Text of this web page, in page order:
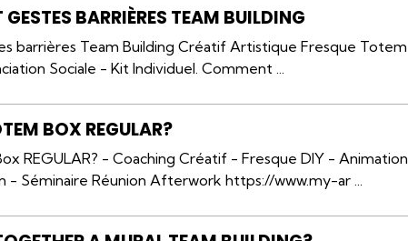
GESTES BARRIÈRES TEAM BUILDING
barrières Team Building Créatif Artistique Fresque Totem
Sociale - Kit Individuel. Comment ...
BOX REGULAR?
REGULAR? - Coaching Créatif - Fresque DIY - Animation
- Séminaire Réunion Afterwork https://www.my-ar ...